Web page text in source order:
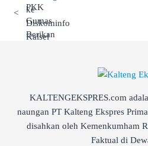
<
KALTENGEKSPRES.com
naungan PT Kalteng Ekspres
disahkan oleh Kemenkumham
Faktual di